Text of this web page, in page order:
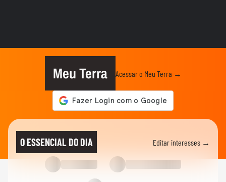
Como não cair em golpes de agências de
viagem
Descubra todos os detalhes do Terra
Verão
O que você considera indispensável para
Meu Terra Acessar o Meu Terra →
O ESSENCIAL DO DIA Editar interesses →